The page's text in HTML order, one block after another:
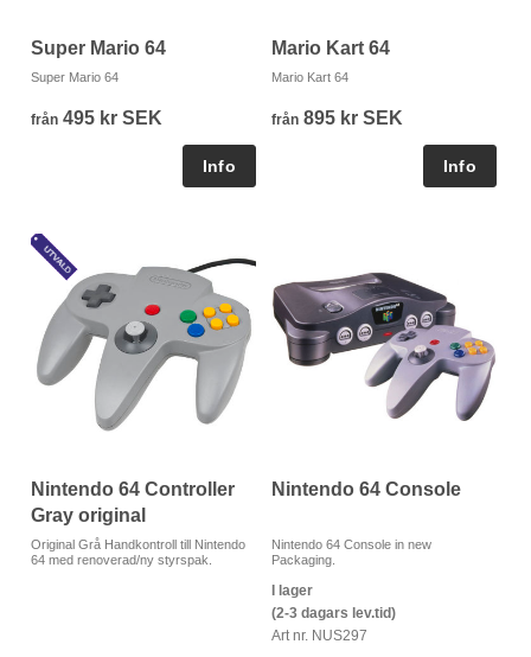
Super Mario 64
Super Mario 64
från 495 kr SEK
Mario Kart 64
Mario Kart 64
från 895 kr SEK
Nintendo 64 Controller
Gray original
Original Grå Handkontroll till Nintendo
64 med renoverad/ny styrspak.
Nintendo 64 Console
Nintendo 64 Console in new
Packaging.
I lager
(2-3 dagars lev.tid)
Art nr. NUS297